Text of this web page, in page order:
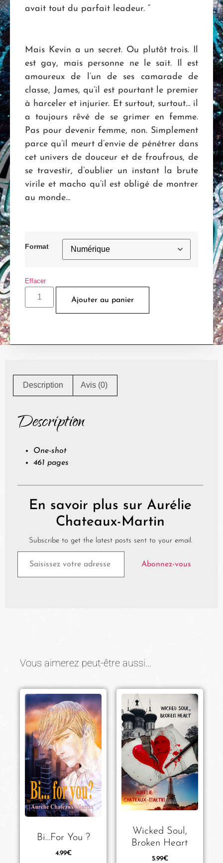
avait tout du parfait leadeur. “
Mais Kevin a un secret. Ou plutôt trois. Il
est gay, mais personne ne le sait. Il est
amoureux de l’un de ses camarade de
classe, James, qu’il est pourtant le premier
à harceler et injurier. Et surtout, surtout… il
a toujours rêvé de se grimer en femme.
Pas pour devenir femme, non. Simplement
parce qu’il meurt d’envie de pénétrer dans
cet univers de douceur et de froufrous, de
se travestir, d’oublier un instant la brute
virile et macho qu’il est obligé de montrer
au monde…
Format
Effacer
Ajouter au panier
Description Avis (0)
Description
One-shot
461 pages
En savoir plus sur Aurélie
Chateaux-Martin
Subscribe to get the latest posts sent to your email.
Abonnez-vous
Vous aimerez peut-être aussi…
Bi…for You ?
4.99€
Wicked Soul,
Broken Heart
5.99€